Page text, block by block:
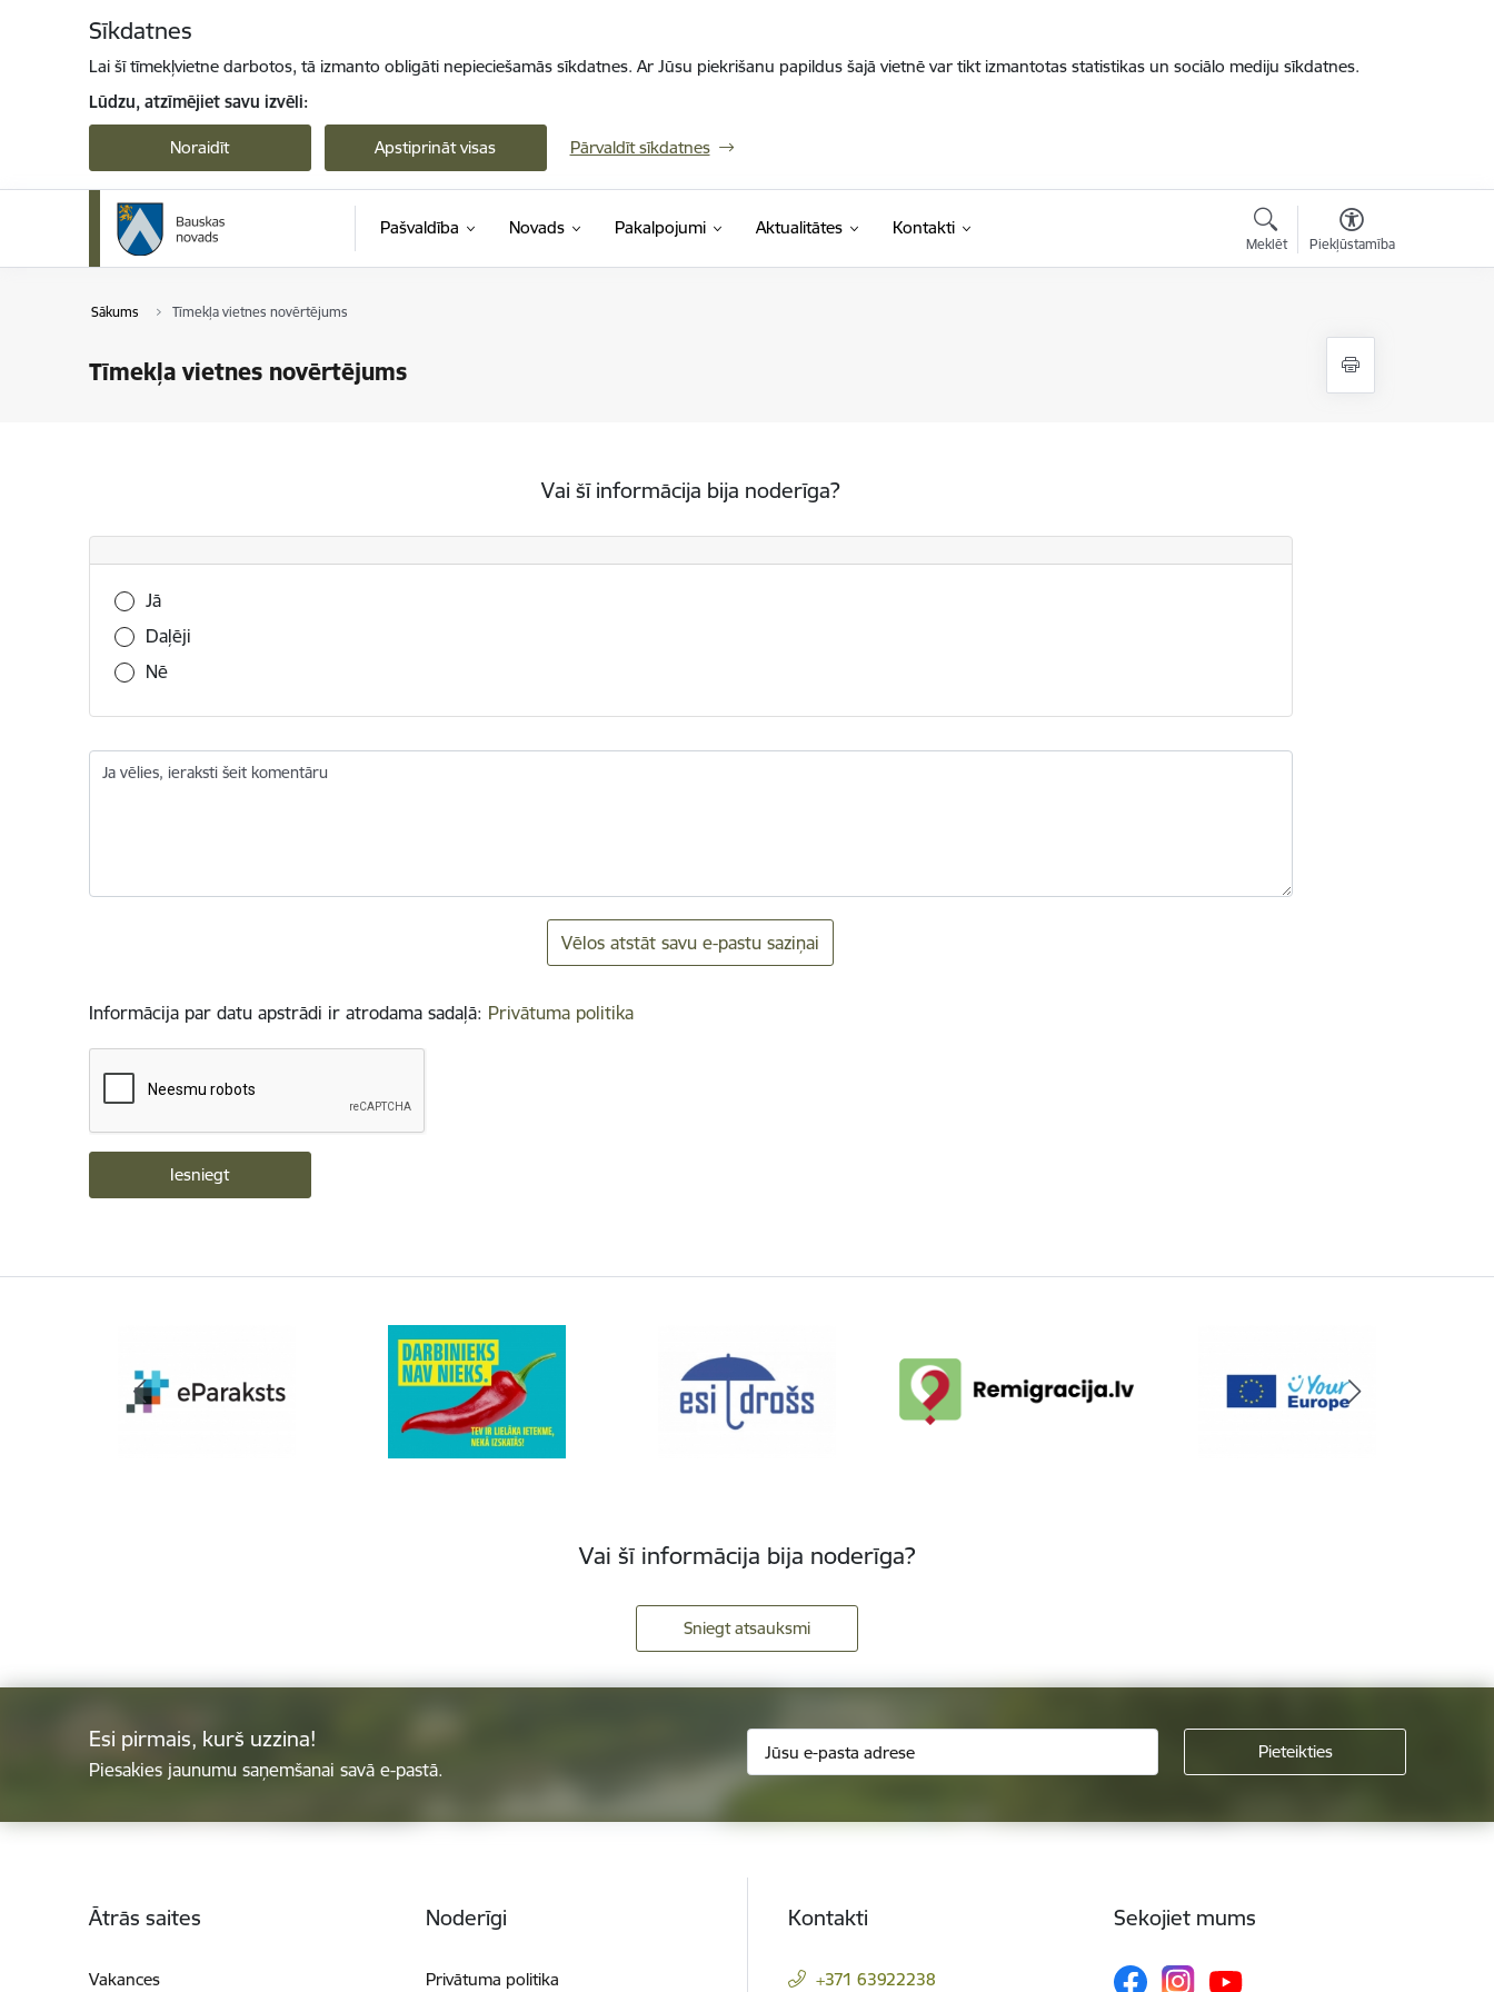
Sīkdatnes
Lai šī tīmekļvietne darbotos, tā izmanto obligāti nepieciešamās sīkdatnes. Ar Jūsu piekrišanu papildus šajā vietnē var tikt izmantotas statistikas un sociālo mediju sīkdatnes.
Lūdzu, atzīmējiet savu izvēli:
Noraidīt Apstiprināt visas Pārvaldīt sīkdatnes
Pašvaldība Novads Pakalpojumi Aktualitātes Kontakti
Meklēt Piekļūstamība
Sākums Tīmekļa vietnes novērtējums
Tīmekļa vietnes novērtējums
Vai šī informācija bija noderīga?
Vai šī informācija bija noderīga?
Jā
Daļēji
Nē
Ja vēlies, ieraksti šeit komentāru
Vēlos atstāt savu e-pastu saziņai
Informācija par datu apstrādi ir atrodama sadaļā: Privātuma politika
Vai šī informācija bija noderīga?
Sniegt atsauksmi
Esi pirmais, kurš uzzina!
Piesakies jaunumu saņemšanai savā e-pastā.
Ātrās saites
Vakances
Noderīgi
Privātuma politika
Kontakti
+371 63922238
Sekojiet mums